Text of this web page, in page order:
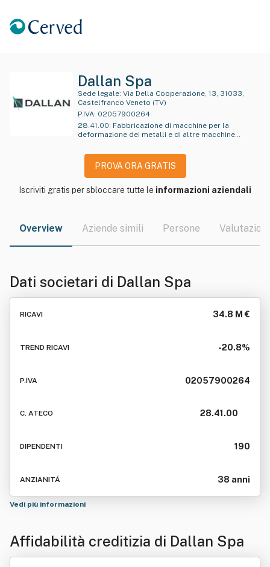
Dallan Spa
Sede legale:
Castelfranco Veneto (TV)
P.IVA: 02057900264
28.41.00: Fabbricazione di macchine per la
deformazione dei metalli e di altre macchine
PROVA ORA GRATIS
Iscriviti gratis per sbloccare tutte le informazioni aziendali
Overview Aziende simili Persone Valutazioni
Dati societari di Dallan Spa
RICAVI 34.8 M €
TREND RICAVI -20.8%
P.IVA 02057900264
C. ATECO 28.41.00
DIPENDENTI 190
ANZIANITÁ 38 anni
Vedi più informazioni
Affidabilità creditizia di Dallan Spa